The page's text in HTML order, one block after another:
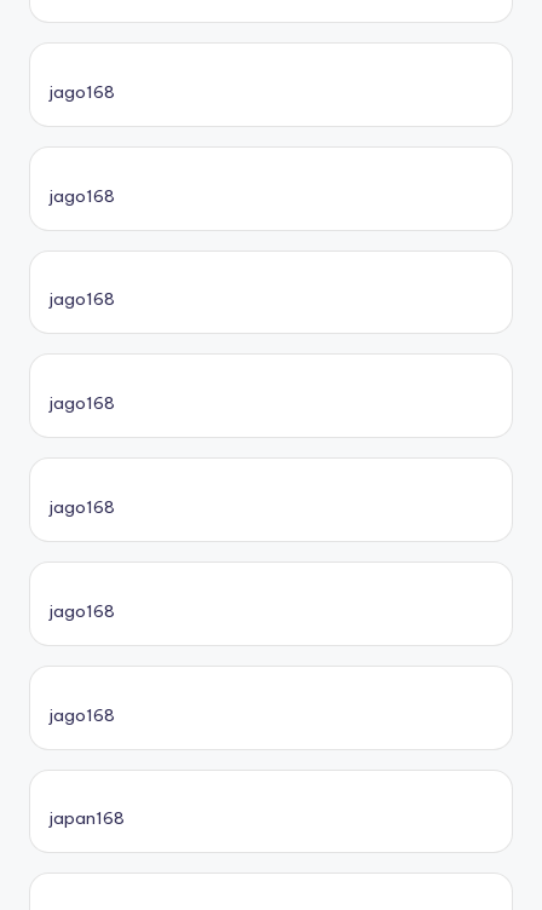
jago168
jago168
jago168
jago168
jago168
jago168
jago168
japan168